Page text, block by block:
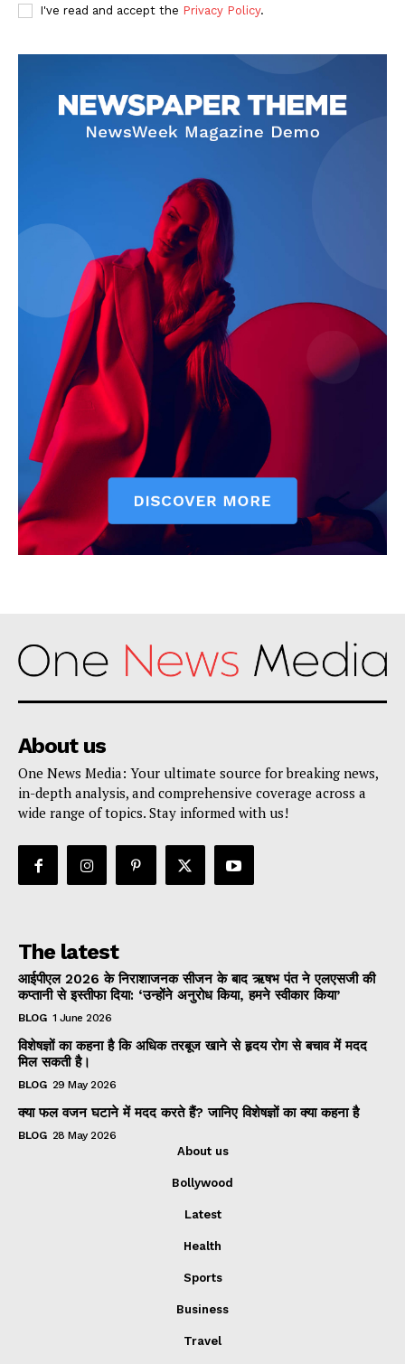
I've read and accept the Privacy Policy.
About us
One News Media: Your ultimate source for breaking news,
in-depth analysis, and comprehensive coverage across a
wide range of topics. Stay informed with us!
The latest
आईपीएल 2026 के निराशाजनक सीजन के बाद ऋषभ पंत ने एलएसजी की
कप्तानी से इस्तीफा दिया: ‘उन्होंने अनुरोध किया, हमने स्वीकार किया’
BLOG 1 June 2026
विशेषज्ञों का कहना है कि अधिक तरबूज खाने से हृदय रोग से बचाव में मदद
मिल सकती है।
BLOG 29 May 2026
क्या फल वजन घटाने में मदद करते हैं? जानिए विशेषज्ञों का क्या कहना है
BLOG 28 May 2026
About us
Bollywood
Latest
Health
Sports
Business
Travel